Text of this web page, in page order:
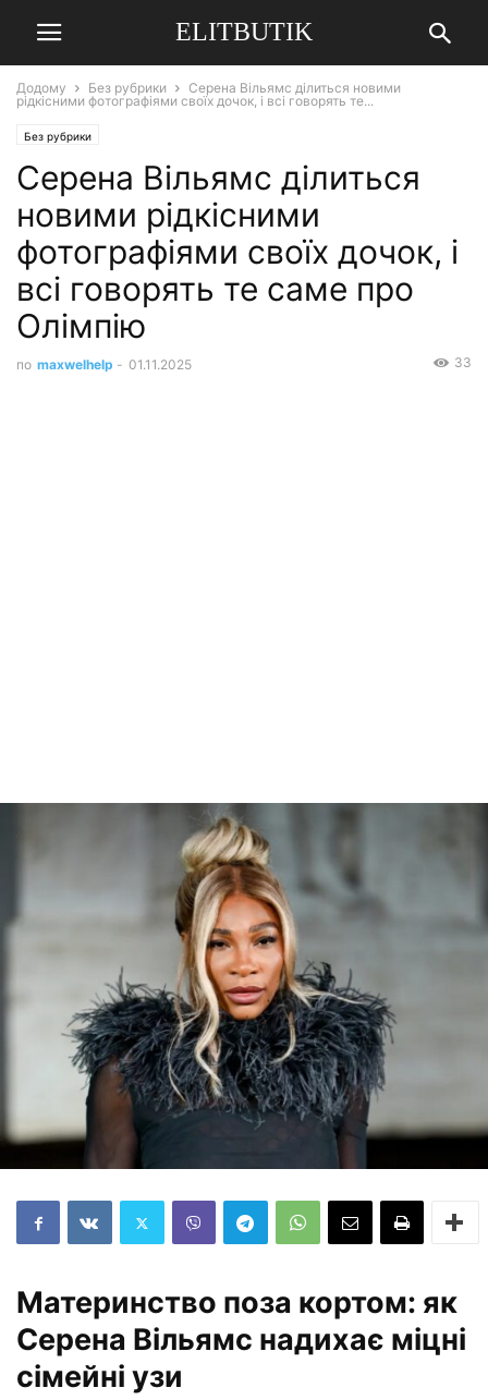
ELITBUTIK
Додому Без рубрики
Серена Вільямс ділиться новими
рідкісними фотографіями своїх дочок, і всі говорять те...
Без рубрики
Серена Вільямс ділиться
новими рідкісними
фотографіями своїх дочок, і
всі говорять те саме про
Олімпію
по maxwelhelp - 01.11.2025 33
Материнство поза кортом: як
Серена Вільямс надихає міцні
сімейні узи